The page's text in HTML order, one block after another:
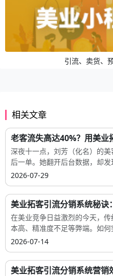
引流、卖货、
相关文章
老客流失高达40%？用美
深夜十一点，刘芳（化名）的
后一单。她翻开后台数据，却
2026-07-29
美业拓客引流分销系统秘
在美业竞争日益激烈的今天，
本高、精准度不足等弊端。如
2026-07-14
美业拓客引流分销系统营销